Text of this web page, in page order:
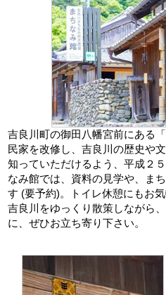
吉良川町の御田八幡宮前にある
民家を改修し、吉良川の歴史や
知っていただけるよう、平成２
なみ館では、資料の見学や、ま
す (要予約)。トイレ休憩にもお気
吉良川をゆっくり散策しながら
に、ぜひお立ち寄り下さい。